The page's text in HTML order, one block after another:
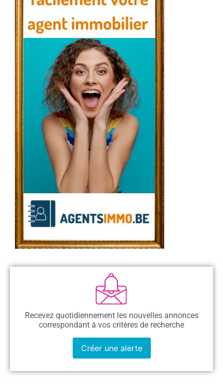
Recevez quotidiennement les nouvelles annonces
correspondant à vos critères de recherche
Créer une alerte